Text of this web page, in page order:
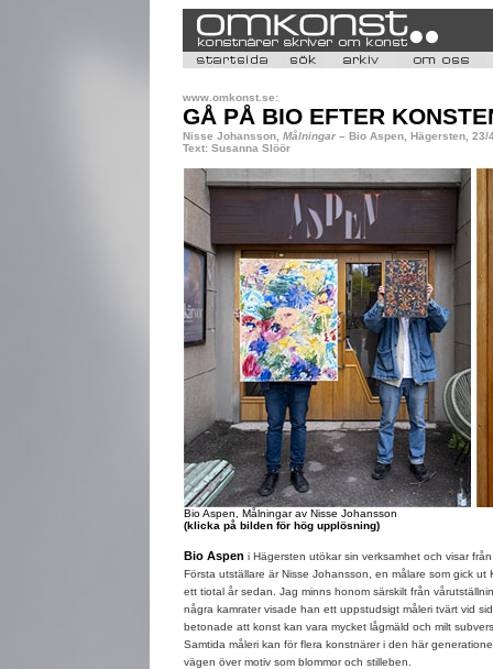
www.omkonst.se:
GÅ PÅ BIO EFTER
Nisse Johansson, Målningar– Bio Aspen, Hägersten, 23/
Text: Susanna Slöör
Bio Aspen, Målningar av Nisse Johansson
(klicka på bilden för hög upplösning)
Bio Aspen i Hägersten utökar sin verksamhet och visar
Första utställare är Nisse Johansson, en målare som gick ut
ett tiotal år sedan. Jag minns honom särskilt från
några kamrater visade han ett uppstudsigt måleri tvärt vid
betonade att konst kan vara mycket lågmäld och milt
Samtida måleri kan för flera konstnärer i den här
vägen över motiv som blommor och stilleben.